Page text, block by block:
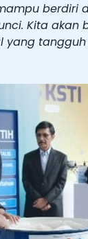
berdiri
Kita
yang